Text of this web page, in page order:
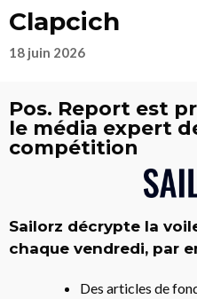
Clapcich
18 juin 2026
Pos. Report est
le média expert
compétition
Sailorz décrypte la
chaque vendredi, par
Des articles de